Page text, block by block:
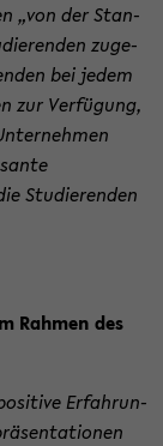
„von der Stan­
zu­ge­
bei jedem
zur Ver­fü­gung,
Stu­die­ren­den
Rah­men des
Er­fah­run­